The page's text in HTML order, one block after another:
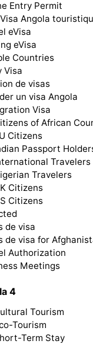
Entry Permit
Angola
eVisa
eVisa
Countries
Visa
de visas
un visa Angola
Visa
of African
Citizens
Passport
Travelers
Travelers
Citizens
Citizens
de visa
de visa for
Authorization
Meetings
4
Tourism
Tourism
Term Stay